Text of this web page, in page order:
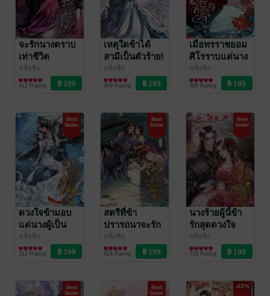
จะรักนางตราบ
เท่าชีวิต
หลิ่งชิง
นิยายรักจีนโบราณ
412 Rating
เหตุใดข้าได้
สามีเป็นตัวร้าย!
หลิ่งชิง
นิยายรักจีนโบราณ
499 Rating
เมื่อทรราชยอม
ศิโรราบแด่นาง
หลิ่งชิง
นิยายรักจีนโบราณ
399 Rating
ดวงใจข้ามอบ
แด่นางผู้เป็น
ที่รัก
หลิ่งชิง
นิยายรักจีนโบราณ
512 Rating
สตรีที่ข้า
ปรารถนาจะรัก
หลิ่งชิง
นิยายรักจีนโบราณ
424 Rating
นางร้ายผู้นี้ข้า
รักสุดดวงใจ
หลิ่งชิง
นิยายรักจีนโบราณ
733 Rating
-43%